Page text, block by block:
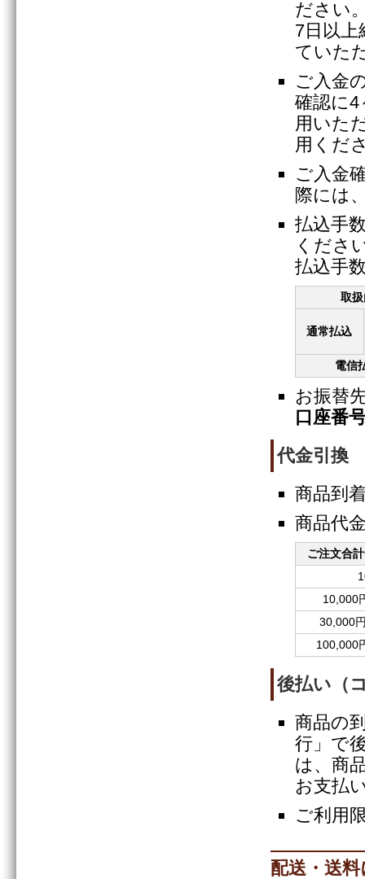
ださい
7日以
ていた
ご入金
確認に
用いた
用くだ
ご入金
際には
払込手
くださ
払込手
取
通常払込
電信
お振替
口座番
代金引換
商品到
商品代
ご注文合
10,000
30,000
100,000
後払い（
商品の
行」で
は、商
お支払
ご利用
配送・送